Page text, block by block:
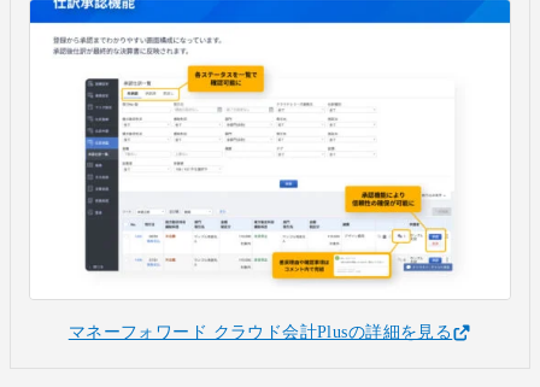
マネーフォワード クラウド会計Plusの詳細を見る